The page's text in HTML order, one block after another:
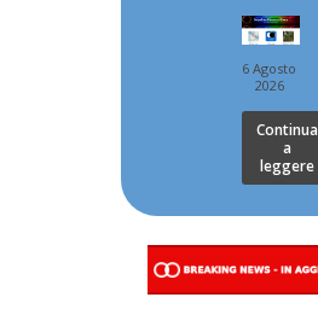
6 Agosto
2026
Continua
a
leggere